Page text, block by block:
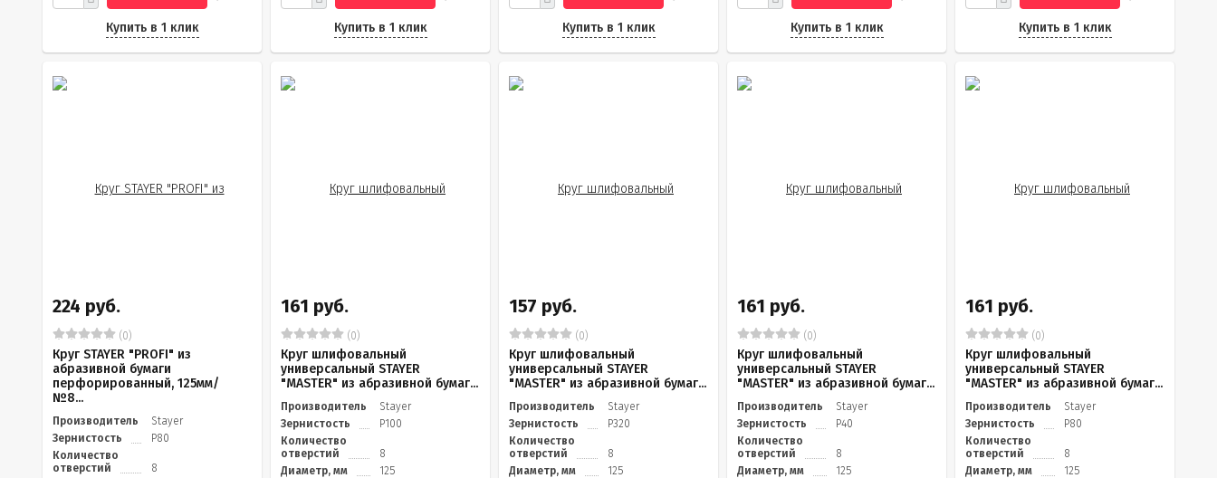
Купить в 1 клик Купить в 1 клик Купить в 1 клик Купить в 1 клик Купить в 1 клик
224 руб.
(0)
Круг STAYER "PROFI" из
абразивной бумаги
перфорированный, 125мм/
№8...
Производитель
Stayer
Зернистость
Р80
Количество
отверстий
8
161 руб.
(0)
Круг шлифовальный
универсальный STAYER
"MASTER" из абразивной бумаг...
Производитель
Stayer
Зернистость
Р100
Количество
отверстий
8
Диаметр, мм
125
157 руб.
(0)
Круг шлифовальный
универсальный STAYER
"MASTER" из абразивной бумаг...
Производитель
Stayer
Зернистость
Р320
Количество
отверстий
8
Диаметр, мм
125
161 руб.
(0)
Круг шлифовальный
универсальный STAYER
"MASTER" из абразивной бумаг...
Производитель
Stayer
Зернистость
Р40
Количество
отверстий
8
Диаметр, мм
125
161 руб.
(0)
Круг шлифовальный
универсальный STAYER
"MASTER" из абразивной бумаг...
Производитель
Stayer
Зернистость
Р80
Количество
отверстий
8
Диаметр, мм
125